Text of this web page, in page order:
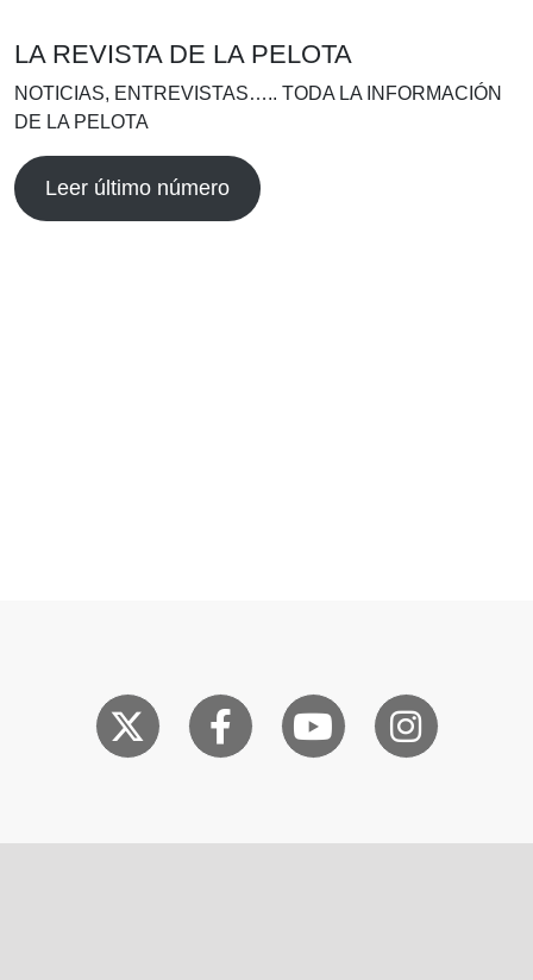
LA REVISTA DE LA PELOTA
NOTICIAS, ENTREVISTAS….. TODA LA INFORMACIÓN
DE LA PELOTA
Leer último número